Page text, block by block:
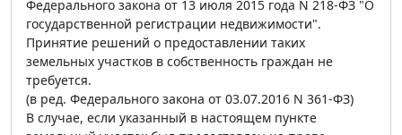
Федерального закона от 13 июля 2015 года N 218-ФЗ "О
государственной регистрации недвижимости".
Принятие решений о предоставлении таких
земельных участков в собственность граждан не
требуется.
(в ред. Федерального закона от 03.07.2016 N 361-ФЗ)
В случае, если указанный в настоящем пункте